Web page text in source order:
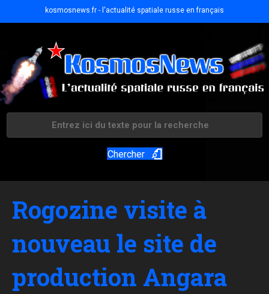
kosmosnews.fr - l'actualité spatiale russe en français
Chercher
Rogozine visite à
nouveau le site de
production Angara